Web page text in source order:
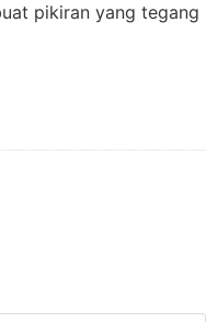
pikiran yang tegang